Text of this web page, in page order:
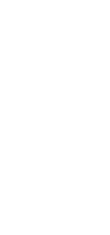
matu
biezināt
un nedaudz
ķermeni
IRON,
B9